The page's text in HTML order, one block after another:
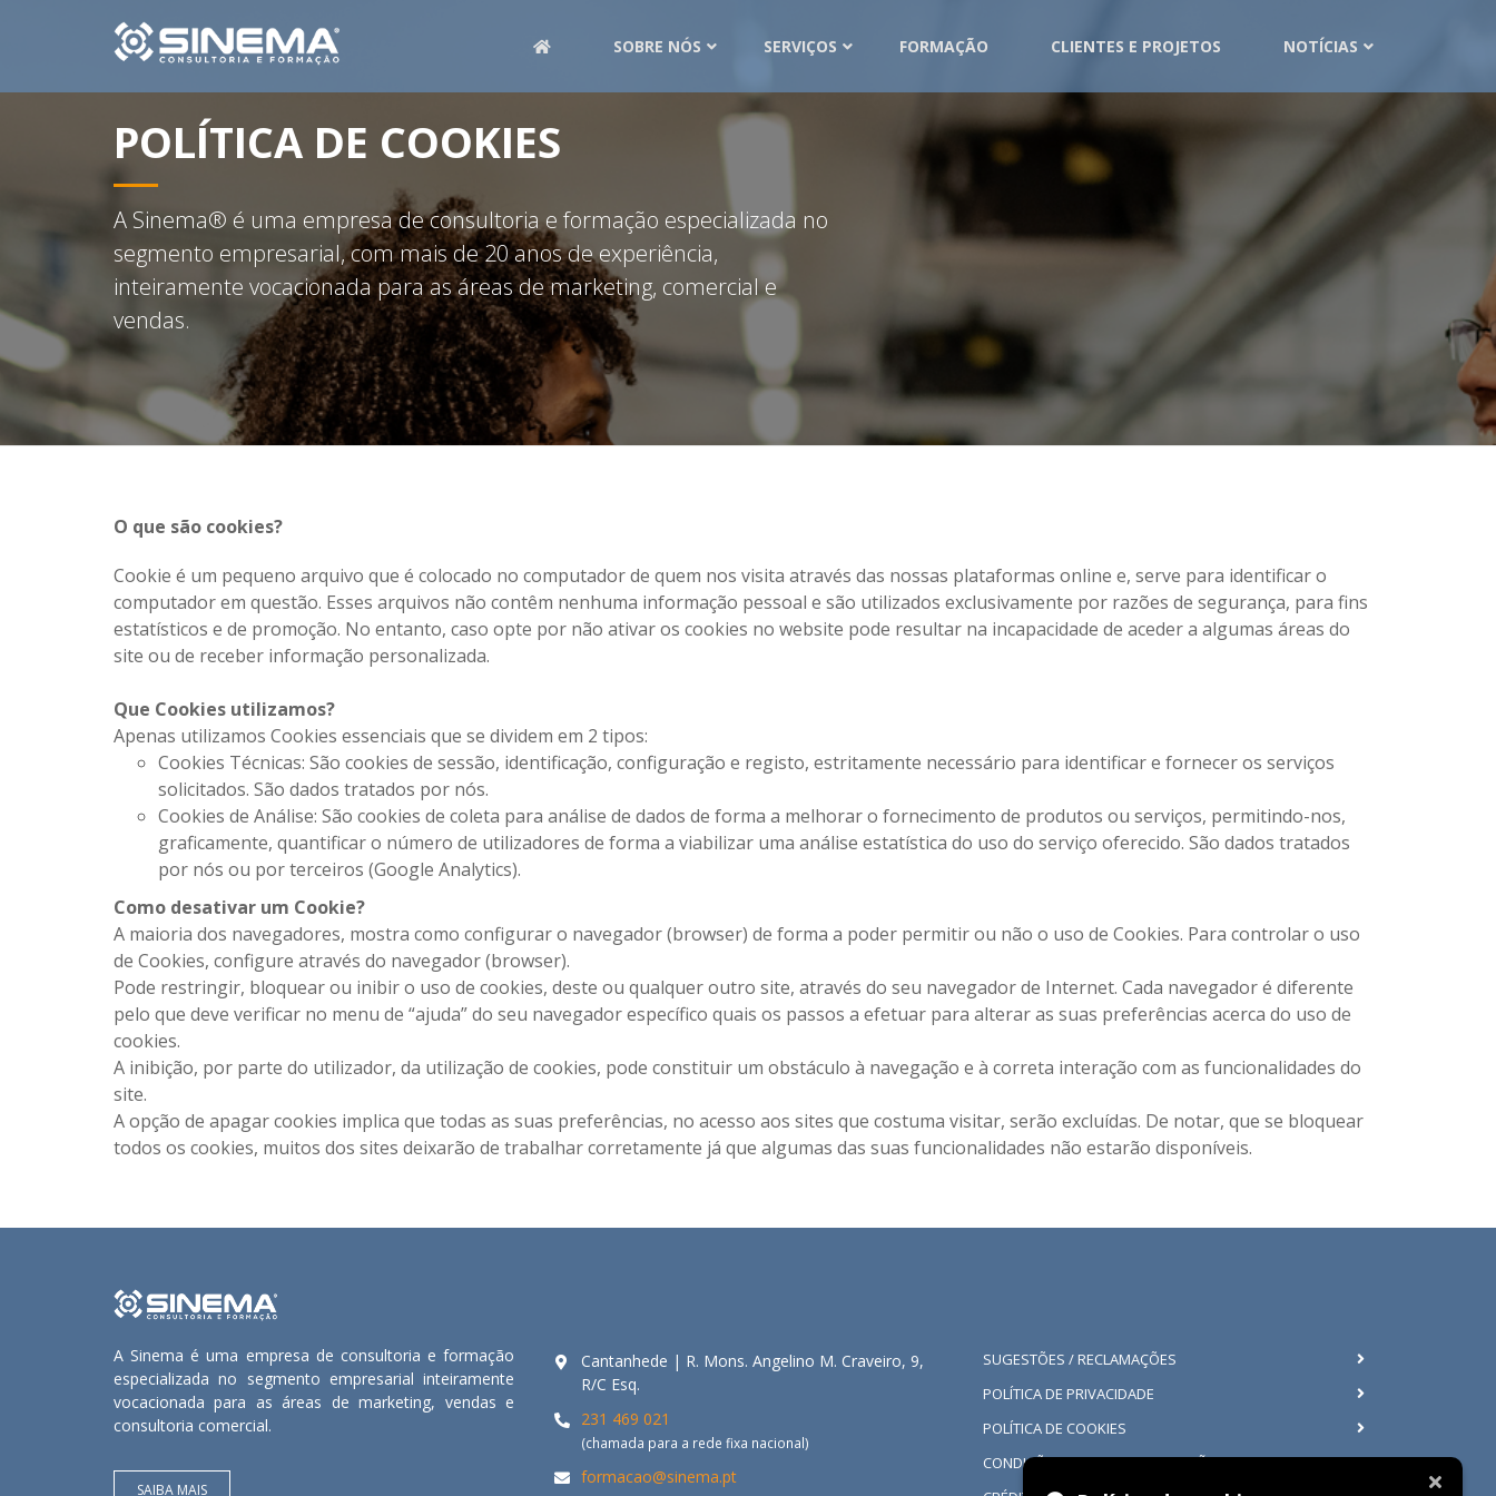
SOBRE NÓS SERVIÇOS FORMAÇÃO CLIENTES E PROJETOS NOTÍCIAS
POLÍTICA DE COOKIES
A Sinema® é uma empresa de consultoria e formação especializada no
segmento empresarial, com mais de 20 anos de experiência,
inteiramente vocacionada para as áreas de marketing, comercial e
vendas.
O que são cookies?
Cookie é um pequeno arquivo que é colocado no computador de quem nos visita através das nossas plataformas online e, serve para identificar o
computador em questão. Esses arquivos não contêm nenhuma informação pessoal e são utilizados exclusivamente por razões de segurança, para fins
estatísticos e de promoção. No entanto, caso opte por não ativar os cookies no website pode resultar na incapacidade de aceder a algumas áreas do
site ou de receber informação personalizada.
Que Cookies utilizamos?
Apenas utilizamos Cookies essenciais que se dividem em 2 tipos:
Cookies Técnicas: São cookies de sessão, identificação, configuração e registo, estritamente necessário para identificar e fornecer os serviços
solicitados. São dados tratados por nós.
Cookies de Análise: São cookies de coleta para análise de dados de forma a melhorar o fornecimento de produtos ou serviços, permitindo-nos,
graficamente, quantificar o número de utilizadores de forma a viabilizar uma análise estatística do uso do serviço oferecido. São dados tratados
por nós ou por terceiros (Google Analytics).
Como desativar um Cookie?
A maioria dos navegadores, mostra como configurar o navegador (browser) de forma a poder permitir ou não o uso de Cookies. Para controlar o uso
de Cookies, configure através do navegador (browser).
Pode restringir, bloquear ou inibir o uso de cookies, deste ou qualquer outro site, através do seu navegador de Internet. Cada navegador é diferente
pelo que deve verificar no menu de “ajuda” do seu navegador específico quais os passos a efetuar para alterar as suas preferências acerca do uso de
cookies.
A inibição, por parte do utilizador, da utilização de cookies, pode constituir um obstáculo à navegação e à correta interação com as funcionalidades do
site.
A opção de apagar cookies implica que todas as suas preferências, no acesso aos sites que costuma visitar, serão excluídas. De notar, que se bloquear
todos os cookies, muitos dos sites deixarão de trabalhar corretamente já que algumas das suas funcionalidades não estarão disponíveis.
A Sinema é uma empresa de consultoria e formação
especializada no segmento empresarial inteiramente
vocacionada para as áreas de marketing, vendas e
consultoria comercial.
SAIBA MAIS
Cantanhede | R. Mons. Angelino M. Craveiro, 9,
R/C Esq.
231 469 021
(chamada para a rede fixa nacional)
formacao@sinema.pt
SUGESTÕES / RECLAMAÇÕES
POLÍTICA DE PRIVACIDADE
POLÍTICA DE COOKIES
CONDIÇÕES GERAIS DE UTILIZAÇÃO